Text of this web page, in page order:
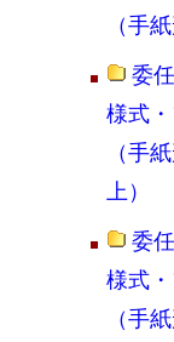
（手
委
様式
（手
上）
委
様式
（手